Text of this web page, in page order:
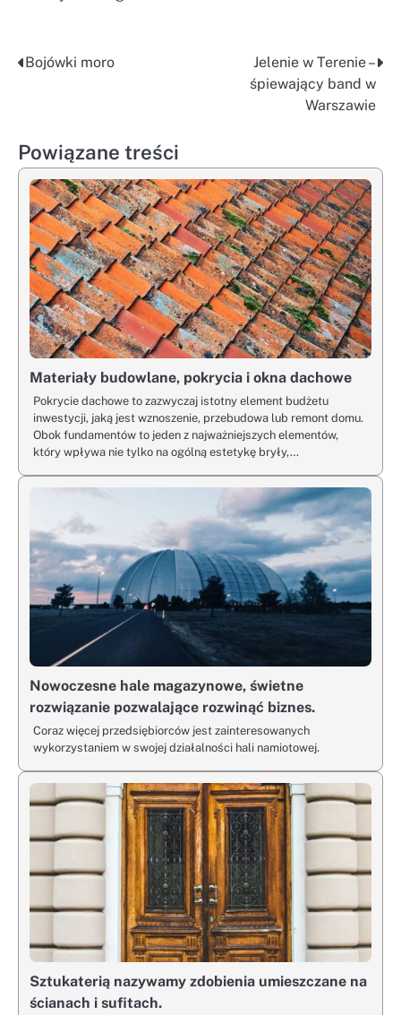
Nawigacja
Bojówki moro
Jelenie w Terenie –
śpiewający band w
Warszawie
Powiązane treści
Materiały budowlane, pokrycia i okna dachowe
Pokrycie dachowe to zazwyczaj istotny element budżetu
inwestycji, jaką jest wznoszenie, przebudowa lub remont domu.
Obok fundamentów to jeden z najważniejszych elementów,
który wpływa nie tylko na ogólną estetykę bryły,…
Nowoczesne hale magazynowe, świetne
rozwiązanie pozwalające rozwinąć biznes.
Coraz więcej przedsiębiorców jest zainteresowanych
wykorzystaniem w swojej działalności hali namiotowej.
Sztukaterią nazywamy zdobienia umieszczane na
ścianach i sufitach.